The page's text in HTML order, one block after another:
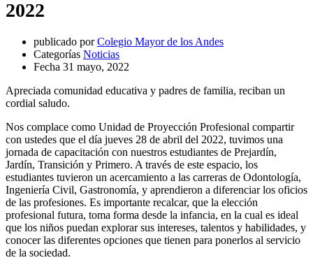
2022
publicado por Colegio Mayor de los Andes
Categorías Noticias
Fecha 31 mayo, 2022
Apreciada comunidad educativa y padres de familia, reciban un
cordial saludo.
Nos complace como Unidad de Proyección Profesional compartir
con ustedes que el día jueves 28 de abril del 2022, tuvimos una
jornada de capacitación con nuestros estudiantes de Prejardín,
Jardín, Transición y Primero. A través de este espacio, los
estudiantes tuvieron un acercamiento a las carreras de Odontología,
Ingeniería Civil, Gastronomía, y aprendieron a diferenciar los oficios
de las profesiones. Es importante recalcar, que la elección
profesional futura, toma forma desde la infancia, en la cual es ideal
que los niños puedan explorar sus intereses, talentos y habilidades, y
conocer las diferentes opciones que tienen para ponerlos al servicio
de la sociedad.